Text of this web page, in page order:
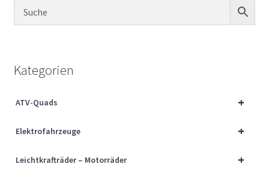
Sachs Ersatzteile
Über uns
Kategorien
+
ATV-Quads
+
Elektrofahrzeuge
+
Leichtkrafträder – Motorräder